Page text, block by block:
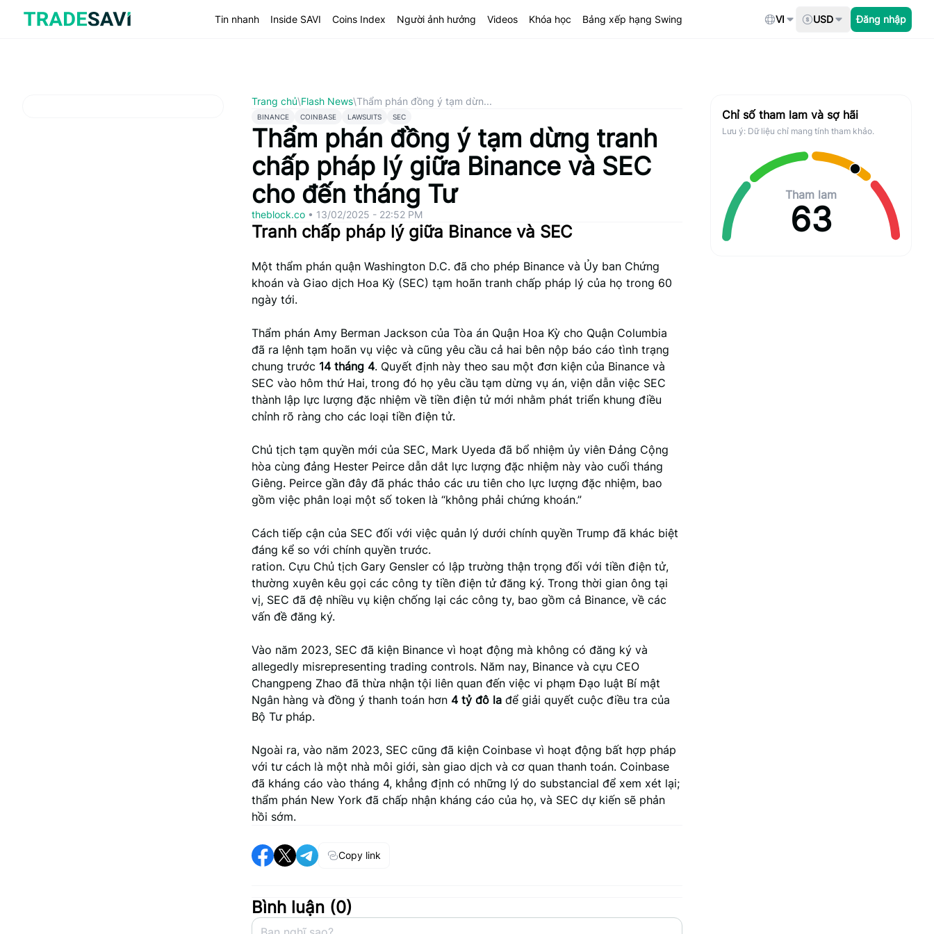
Tin nhanh Inside SAVI Coins Index Người ảnh hưởng Videos Khóa học Bảng xếp hạng Swing VI USD Đăng nhập
Trang chủ\Flash News\Thẩm phán đồng ý tạm dừn...
BINANCE COINBASE LAWSUITS SEC
Thẩm phán đồng ý tạm dừng tranh
chấp pháp lý giữa Binance và SEC
cho đến tháng Tư
theblock.co • 13/02/2025 - 22:52 PM
Tranh chấp pháp lý giữa Binance và SEC
Một thẩm phán quận Washington D.C. đã cho phép Binance và Ủy ban Chứng
khoán và Giao dịch Hoa Kỳ (SEC) tạm hoãn tranh chấp pháp lý của họ trong 60
ngày tới.
Thẩm phán Amy Berman Jackson của Tòa án Quận Hoa Kỳ cho Quận Columbia
đã ra lệnh tạm hoãn vụ việc và cũng yêu cầu cả hai bên nộp báo cáo tình trạng
chung trước 14 tháng 4. Quyết định này theo sau một đơn kiện của Binance và
SEC vào hôm thứ Hai, trong đó họ yêu cầu tạm dừng vụ án, viện dẫn việc SEC
thành lập lực lượng đặc nhiệm về tiền điện tử mới nhằm phát triển khung điều
chỉnh rõ ràng cho các loại tiền điện tử.
Chủ tịch tạm quyền mới của SEC, Mark Uyeda đã bổ nhiệm ủy viên Đảng Cộng
hòa cùng đảng Hester Peirce dẫn dắt lực lượng đặc nhiệm này vào cuối tháng
Giêng. Peirce gần đây đã phác thảo các ưu tiên cho lực lượng đặc nhiệm, bao
gồm việc phân loại một số token là “không phải chứng khoán.”
Cách tiếp cận của SEC đối với việc quản lý dưới chính quyền Trump đã khác biệt
đáng kể so với chính quyền trước.
ration. Cựu Chủ tịch Gary Gensler có lập trường thận trọng đối với tiền điện tử,
thường xuyên kêu gọi các công ty tiền điện tử đăng ký. Trong thời gian ông tại
vị, SEC đã đệ nhiều vụ kiện chống lại các công ty, bao gồm cả Binance, về các
vấn đề đăng ký.
Vào năm 2023, SEC đã kiện Binance vì hoạt động mà không có đăng ký và
allegedly misrepresenting trading controls. Năm nay, Binance và cựu CEO
Changpeng Zhao đã thừa nhận tội liên quan đến việc vi phạm Đạo luật Bí mật
Ngân hàng và đồng ý thanh toán hơn 4 tỷ đô la để giải quyết cuộc điều tra của
Bộ Tư pháp.
Ngoài ra, vào năm 2023, SEC cũng đã kiện Coinbase vì hoạt động bất hợp pháp
với tư cách là một nhà môi giới, sàn giao dịch và cơ quan thanh toán. Coinbase
đã kháng cáo vào tháng 4, khẳng định có những lý do substancial để xem xét lại;
thẩm phán New York đã chấp nhận kháng cáo của họ, và SEC dự kiến sẽ phản
hồi sớm.
Copy link
Bình luận (0)
Chỉ số tham lam và sợ hãi
Lưu ý: Dữ liệu chỉ mang tính tham khảo.
Tham lam
63